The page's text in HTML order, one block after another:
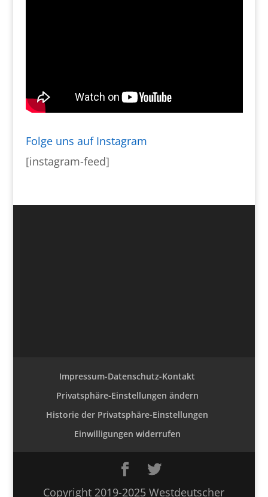
Folge uns auf Instagram
[instagram-feed]
Impressum-Datenschutz-Kontakt
Privatsphäre-Einstellungen ändern
Historie der Privatsphäre-Einstellungen
Einwilligungen widerrufen
Copyright 2019-2025 Westdeutscher